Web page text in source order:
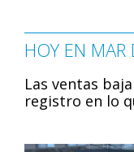
HOY EN MAR
Las ventas
registro en lo